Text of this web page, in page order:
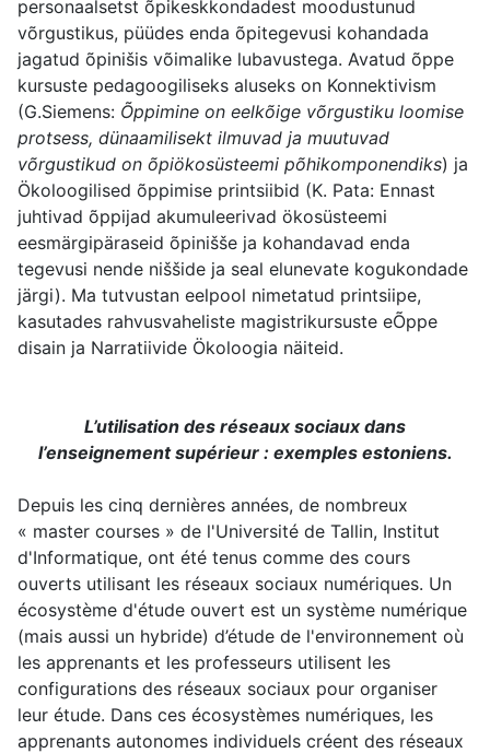
personaalsetst õpikeskkondadest moodustunud
võrgustikus, püüdes enda õpitegevusi kohandada
jagatud õpinišis võimalike lubavustega. Avatud õppe
kursuste pedagoogiliseks aluseks on Konnektivism
(G.Siemens: Õppimine on eelkõige võrgustiku loomise
protsess, dünaamilisekt ilmuvad ja muutuvad
võrgustikud on õpiökosüsteemi põhikomponendiks) ja
Ökoloogilised õppimise printsiibid (K. Pata: Ennast
juhtivad õppijad akumuleerivad ökosüsteemi
eesmärgipäraseid õpinišše ja kohandavad enda
tegevusi nende niššide ja seal elunevate kogukondade
järgi). Ma tutvustan eelpool nimetatud printsiipe,
kasutades rahvusvaheliste magistrikursuste eÕppe
disain ja Narratiivide Ökoloogia näiteid.
L’utilisation des réseaux sociaux dans
l’enseignement supérieur : exemples estoniens.
Depuis les cinq dernières années, de nombreux
« master courses » de l'Université de Tallin, Institut
d'Informatique, ont été tenus comme des cours
ouverts utilisant les réseaux sociaux numériques. Un
écosystème d'étude ouvert est un système numérique
(mais aussi un hybride) d’étude de l'environnement où
les apprenants et les professeurs utilisent les
configurations des réseaux sociaux pour organiser
leur étude. Dans ces écosystèmes numériques, les
apprenants autonomes individuels créent des réseaux